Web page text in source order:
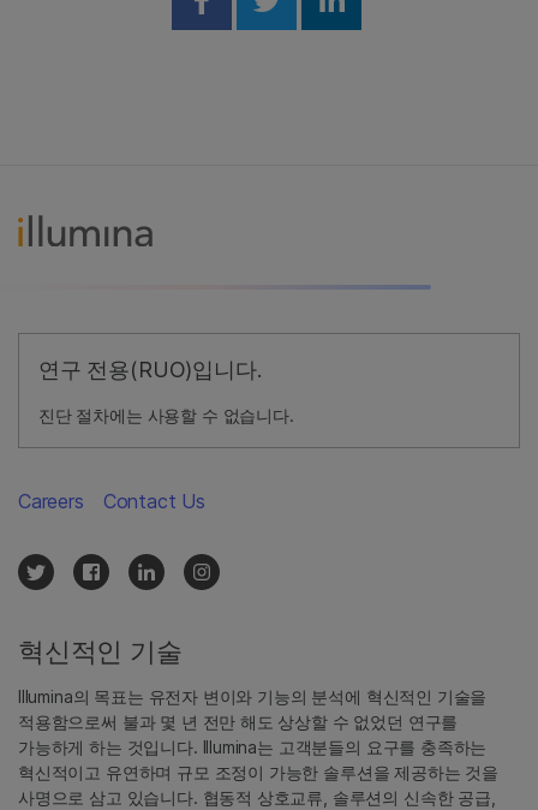
Share on Facebook
Share on Twitter
Share on
연구 전용(RUO)입니다.
진단 절차에는 사용할 수 없습니다.
혁신적인 기술
Illumina의 목표는 유전자 변이와 기능의 분석에 혁신적인 기술을
적용함으로써 불과 몇 년 전만 해도 상상할 수 없었던 연구를
가능하게 하는 것입니다. Illumina는 고객분들의 요구를 충족하는
혁신적이고 유연하며 규모 조정이 가능한 솔루션을 제공하는 것을
사명으로 삼고 있습니다. 협동적 상호교류, 솔루션의 신속한 공급,
Careers Contact Us